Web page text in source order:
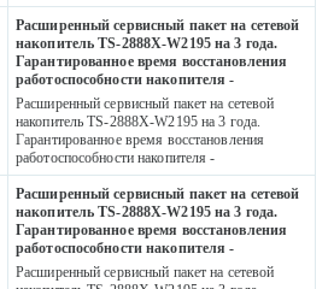
Расширенный сервисный пакет на сетевой
накопитель TS-2888X-W2195 на 3 года.
Гарантированное время восстановления
работоспособности накопителя -
Расширенный сервисный пакет на сетевой
накопитель TS-2888X-W2195 на 3 года.
Гарантированное время восстановления
работоспособности накопителя -
Расширенный сервисный пакет на сетевой
накопитель TS-2888X-W2195 на 3 года.
Гарантированное время восстановления
работоспособности накопителя -
Расширенный сервисный пакет на сетевой